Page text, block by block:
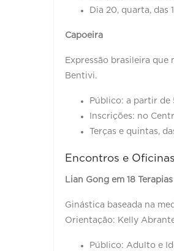
Dia 20, quarta, das
Capoeira
Expressão brasileira
Bentivi.
Público: a partir de
Inscrições: no
Terças e quintas,
Encontros e Oficinas
Lian Gong em 18 Terapias
Ginástica baseada na
Orientação: Kelly
Público: Adulto e